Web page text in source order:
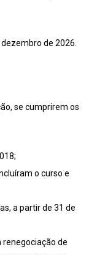
de 2026.
se cumprirem os
o curso e
a partir de 31 de
renegociação de